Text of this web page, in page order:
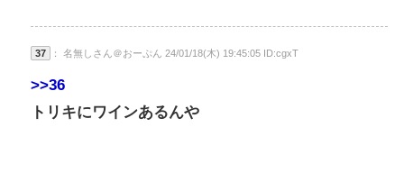
37 ： 名無しさん＠おーぷん 24/01/18(木) 19:45:05 ID:cgxT
>>36
トリキにワインあるんや